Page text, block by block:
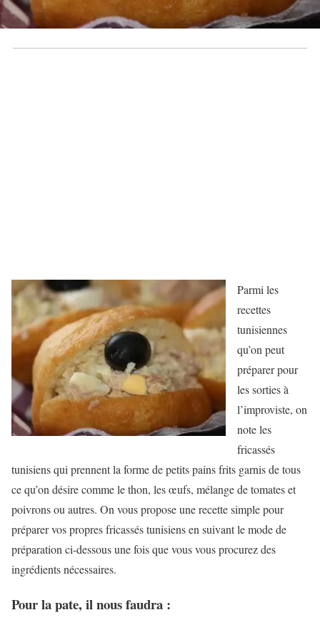
Parmi les
recettes
tunisiennes
qu’on peut
préparer pour
les sorties à
l’improviste, on
note les
fricassés
tunisiens qui prennent la forme de petits pains frits garnis de tous
ce qu’on désire comme le thon, les œufs, mélange de tomates et
poivrons ou autres. On vous propose une recette simple pour
préparer vos propres fricassés tunisiens en suivant le mode de
préparation ci-dessous une fois que vous vous procurez des
ingrédients nécessaires.
Pour la pate, il nous faudra :